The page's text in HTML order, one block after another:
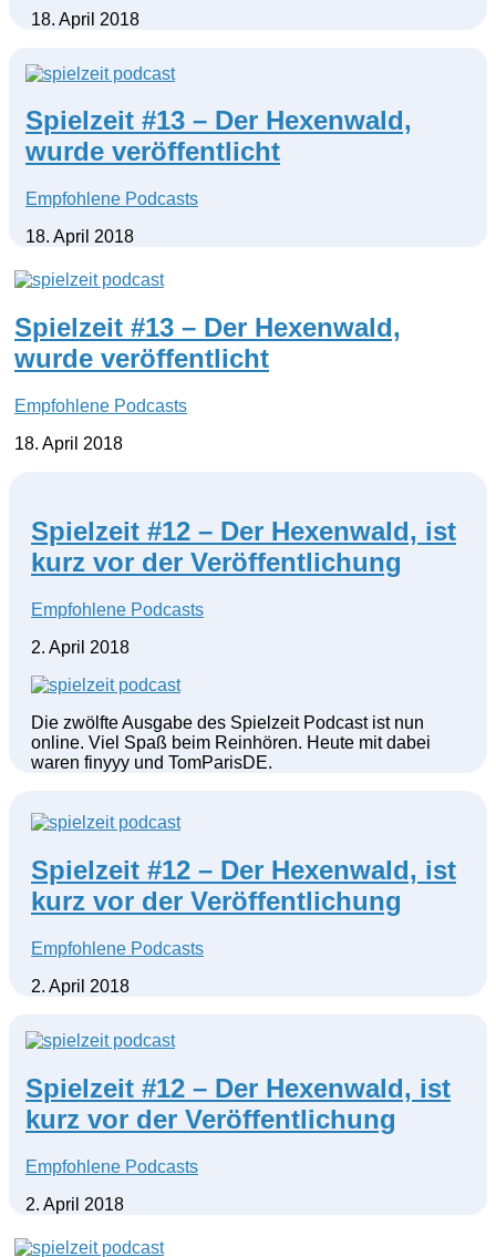
18. April 2018
Spielzeit #13 – Der Hexenwald,
wurde veröffentlicht
Empfohlene Podcasts
18. April 2018
Spielzeit #13 – Der Hexenwald,
wurde veröffentlicht
Empfohlene Podcasts
18. April 2018
Spielzeit #12 – Der Hexenwald, ist
kurz vor der Veröffentlichung
Empfohlene Podcasts
2. April 2018
Die zwölfte Ausgabe des Spielzeit Podcast ist nun
online. Viel Spaß beim Reinhören. Heute mit dabei
waren finyyy und TomParisDE.
Spielzeit #12 – Der Hexenwald, ist
kurz vor der Veröffentlichung
Empfohlene Podcasts
2. April 2018
Spielzeit #12 – Der Hexenwald, ist
kurz vor der Veröffentlichung
Empfohlene Podcasts
2. April 2018